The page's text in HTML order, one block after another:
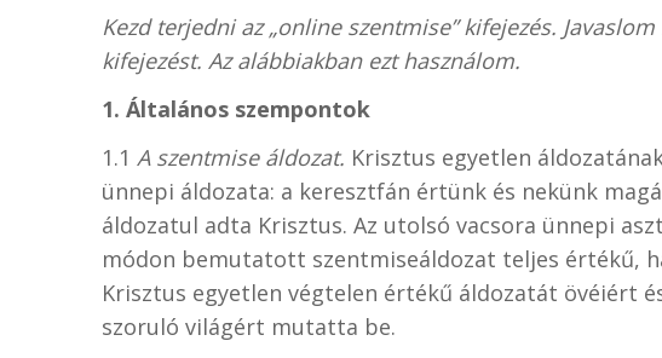
Kezd terjedni az „online szentmise” kifejezés.
kifejezést. Az alábbiakban ezt használom.
1. Általános szempontok
1.1 A szentmise áldozat. Krisztus egyetlen
ünnepi áldozata: a keresztfán értünk és nekünk
áldozatul adta Krisztus. Az utolsó vacsora ünnepi
módon bemutatott szentmiseáldozat teljes értékű,
Krisztus egyetlen végtelen értékű áldozatát övéiért
szoruló világért mutatta be.